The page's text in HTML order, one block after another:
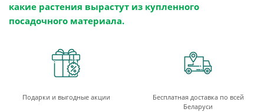
какие растения вырастут из купленного
посадочного материала.
Подарки и выгодные акции
Бесплатная доставка по всей
Беларуси